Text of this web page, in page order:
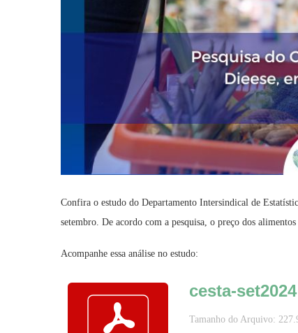
Confira o estudo do Departamento Intersindical de
setembro. De acordo com a pesquisa, o preço dos
Acompanhe essa análise no estudo:
cesta-set2024
Tamanho do Arquivo: